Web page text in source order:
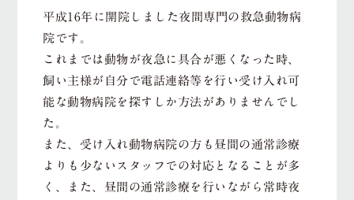
平成16年に開院しました夜間専門の救急動物病
院です。
これまでは動物が夜急に具合が悪くなった時、
飼い主様が自分で電話連絡等を行い受け入れ可
能な動物病院を探すしか方法がありませんでし
た。
また、受け入れ動物病院の方も昼間の通常診療
よりも少ないスタッフでの対応となることが多
く、また、昼間の通常診療を行いながら常時夜